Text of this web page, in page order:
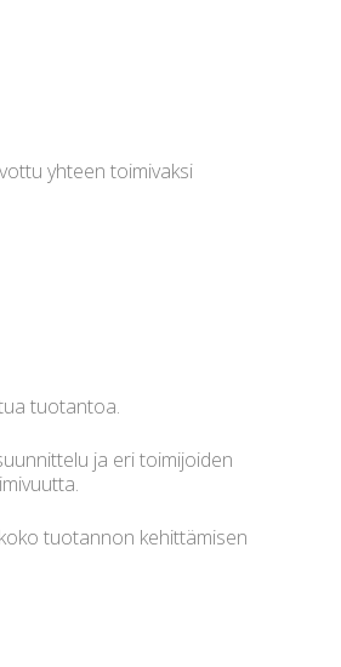
yhteen toimivaksi
tuotantoa.
ja eri toimijoiden
tuotannon kehittämisen